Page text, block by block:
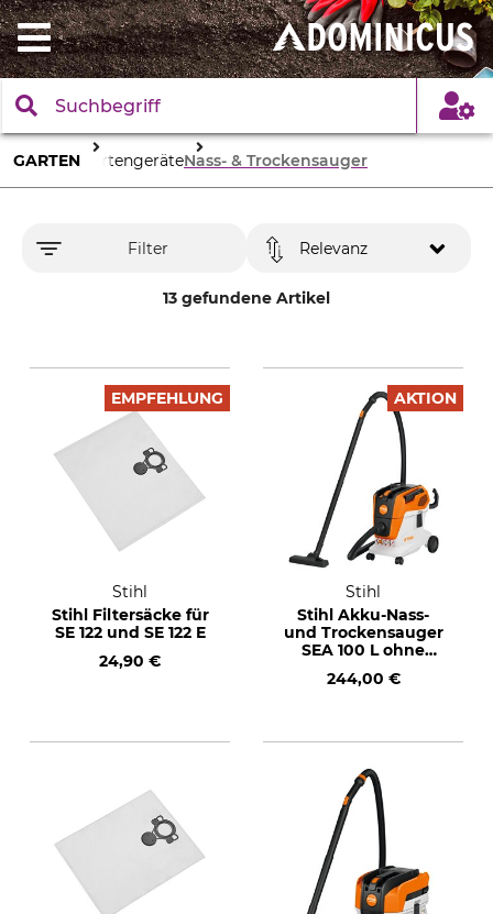
GARTEN GartengeräteNass- & Trockensauger
Filter
13 gefundene Artikel
Relevanz
EMPFEHLUNG
Stihl
Stihl Filtersäcke für
SE 122 und SE 122 E
24,90 €
AKTION
Stihl
Stihl Akku-Nass-
und Trockensauger
SEA 100 L ohne
Ladegerät
244,00 €